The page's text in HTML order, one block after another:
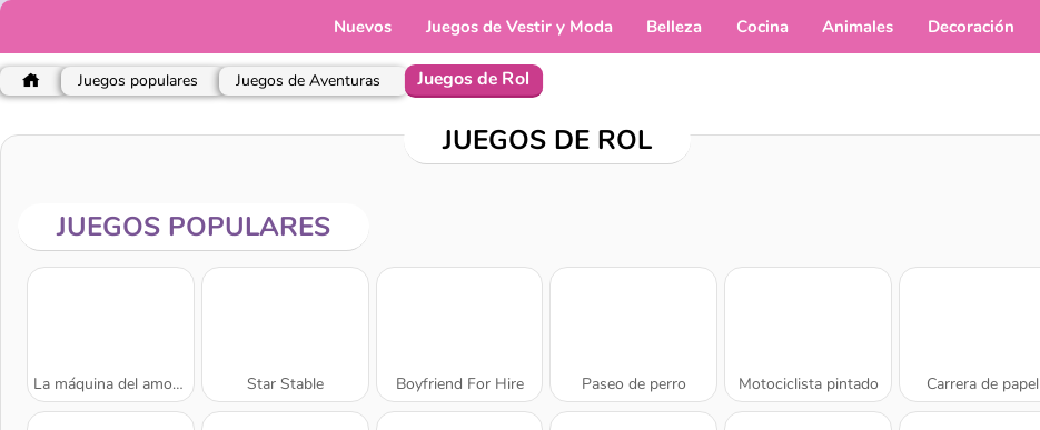
Nuevos Juegos de Vestir y Moda Belleza Cocina Animales Decoración
Juegos populares Juegos de Aventuras Juegos de Rol
JUEGOS DE ROL
JUEGOS POPULARES
La máquina del amor 3 Star Stable Boyfriend For Hire Paseo de perro Motociclista pintado Carrera de papel